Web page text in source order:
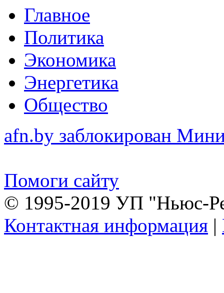
Главное
Политика
Экономика
Энергетика
Общество
afn.by заблокирован
Помоги сайту
© 1995-2019 УП "Ньюс-
Контактная информация |